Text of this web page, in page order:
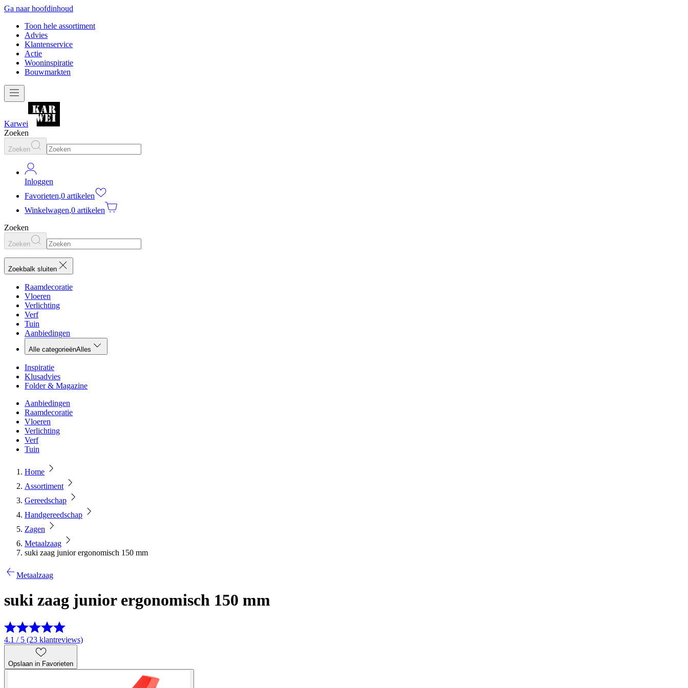
Ga naar hoofdinhoud
Toon hele assortiment
Advies
Klantenservice
Actie
Wooninspiratie
Bouwmarkten
Karwei
Zoeken
Zoeken
Inloggen
Favorieten,0 artikelen
Winkelwagen,0 artikelen
Zoeken
Zoeken
Zoekbalk sluiten
Raamdecoratie
Vloeren
Verlichting
Verf
Tuin
Aanbiedingen
Alle categorieënAlles
Inspiratie
Klusadvies
Folder & Magazine
Aanbiedingen
Raamdecoratie
Vloeren
Verlichting
Verf
Tuin
Home
Assortiment
Gereedschap
Handgereedschap
Zagen
Metaalzaag
suki zaag junior ergonomisch 150 mm
Metaalzaag
suki zaag junior ergonomisch 150 mm
4.1 / 5 (23 klantreviews)
Opslaan in Favorieten